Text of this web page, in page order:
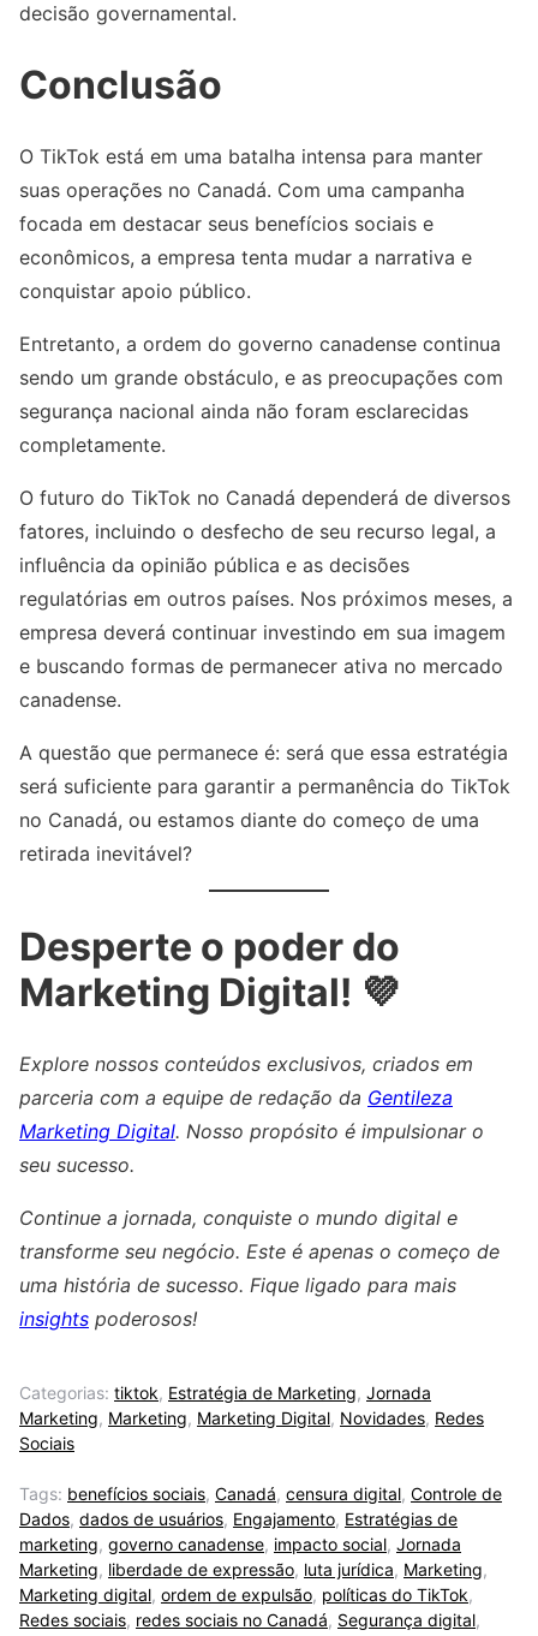
decisão governamental.
Conclusão
O TikTok está em uma batalha intensa para manter
suas operações no Canadá. Com uma campanha
focada em destacar seus benefícios sociais e
econômicos, a empresa tenta mudar a narrativa e
conquistar apoio público.
Entretanto, a ordem do governo canadense continua
sendo um grande obstáculo, e as preocupações com
segurança nacional ainda não foram esclarecidas
completamente.
O futuro do TikTok no Canadá dependerá de diversos
fatores, incluindo o desfecho de seu recurso legal, a
influência da opinião pública e as decisões
regulatórias em outros países. Nos próximos meses, a
empresa deverá continuar investindo em sua imagem
e buscando formas de permanecer ativa no mercado
canadense.
A questão que permanece é: será que essa estratégia
será suficiente para garantir a permanência do TikTok
no Canadá, ou estamos diante do começo de uma
retirada inevitável?
Desperte o poder do
Marketing Digital! 💜
Explore nossos conteúdos exclusivos, criados em
parceria com a equipe de redação da Gentileza
Marketing Digital. Nosso propósito é impulsionar o
seu sucesso.
Continue a jornada, conquiste o mundo digital e
transforme seu negócio. Este é apenas o começo de
uma história de sucesso. Fique ligado para mais
insights poderosos!
Categorias: tiktok, Estratégia de Marketing, Jornada
Marketing, Marketing, Marketing Digital, Novidades, Redes
Sociais
Tags: benefícios sociais, Canadá, censura digital, Controle de
Dados, dados de usuários, Engajamento, Estratégias de
marketing, governo canadense, impacto social, Jornada
Marketing, liberdade de expressão, luta jurídica, Marketing,
Marketing digital, ordem de expulsão, políticas do TikTok,
Redes sociais, redes sociais no Canadá, Segurança digital,